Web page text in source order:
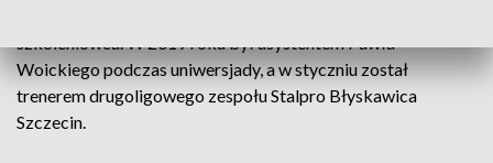
szkoleniowca. W 2019 roku był asystentem Pawła
Woickiego podczas uniwersjady, a w styczniu został
trenerem drugoligowego zespołu Stalpro Błyskawica
Szczecin.